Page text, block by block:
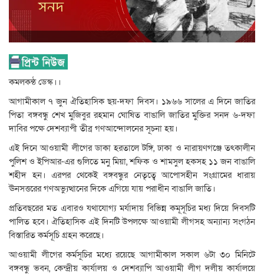
কমলকন্ঠ ডেস্ক।।
আগামীকাল ৭ জুন ঐতিহাসিক ছয়-দফা দিবস। ১৯৬৬ সালের এ দিনে জাতির
পিতা বঙ্গবন্ধু শেখ মুজিবুর রহমান ঘোষিত বাঙালি জাতির মুক্তির সনদ ৬-দফা
দাবির পক্ষে দেশব্যাপী তীব্র গণআন্দোলনের সূচনা হয়।
এই দিনে আওয়ামী লীগের ডাকা হরতালে টঙ্গি, ঢাকা ও নারায়ণগঞ্জে তৎকালীন
পুলিশ ও ইপিআর-এর গুলিতে মনু মিয়া, শফিক ও শামসুল হকসহ ১১ জন বাঙালি
শহীদ হন। এরপর থেকেই বঙ্গবন্ধুর নেতৃত্বে আপোসহীন সংগ্রামের ধারায়
ঊনসত্তরের গণঅভ্যুত্থানের দিকে এগিয়ে যায় পরাধীন বাঙালি জাতি।
প্রতিবছরের মত এবারও যথাযোগ্য মর্যাদায় বিভিন্ন কমূসূচির মধ্য দিয়ে দিবসটি
পালিত হবে। ঐতিহাসিক এই দিনটি উপলক্ষে আওয়ামী লীগসহ অন্যান্য সংগঠন
বিস্তারিত কর্মসূচি গ্রহন করেছে।
আওয়ামী লীগের কর্মসূচির মধ্যে রয়েছে আগামীকাল সকাল ৬টা ৩০ মিনিটে
বঙ্গবন্ধু ভবন, কেন্দ্রীয় কার্যালয় ও দেশব্যাপি আওয়ামী লীগ দলীয় কার্যালয়ে